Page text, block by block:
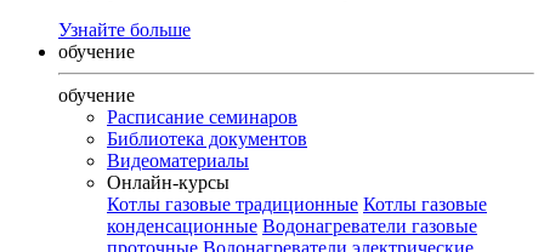
Узнайте больше
обучение
обучение
Расписание семинаров
Библиотека документов
Видеоматериалы
Онлайн-курсы
Котлы газовые традиционные Котлы газовые
конденсационные Водонагреватели газовые
проточные Водонагреватели электрические